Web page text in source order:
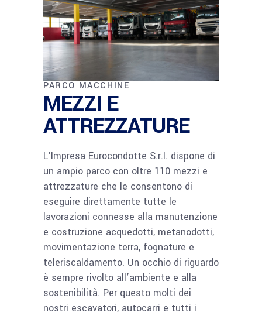
PARCO MACCHINE
MEZZI E
ATTREZZATURE
L'Impresa Eurocondotte S.r.l. dispone di
un ampio parco con oltre 110 mezzi e
attrezzature che le consentono di
eseguire direttamente tutte le
lavorazioni connesse alla manutenzione
e costruzione acquedotti, metanodotti,
movimentazione terra, fognature e
teleriscaldamento. Un occhio di riguardo
è sempre rivolto all’ambiente e alla
sostenibilità. Per questo molti dei
nostri escavatori, autocarri e tutti i